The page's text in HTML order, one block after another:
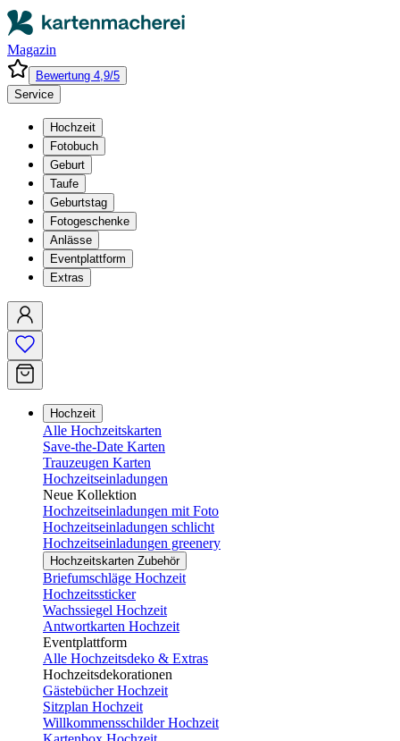
Magazin
Bewertung 4,9/5
Service
Hochzeit
Fotobuch
Geburt
Taufe
Geburtstag
Fotogeschenke
Anlässe
Eventplattform
Extras
Hochzeit
Alle Hochzeitskarten
Save-the-Date Karten
Trauzeugen Karten
Hochzeitseinladungen
Neue Kollektion
Hochzeitseinladungen mit Foto
Hochzeitseinladungen schlicht
Hochzeitseinladungen greenery
Hochzeitskarten Zubehör
Briefumschläge Hochzeit
Hochzeitssticker
Wachssiegel Hochzeit
Antwortkarten Hochzeit
Eventplattform
Alle Hochzeitsdeko & Extras
Hochzeitsdekorationen
Gästebücher Hochzeit
Sitzplan Hochzeit
Willkommensschilder Hochzeit